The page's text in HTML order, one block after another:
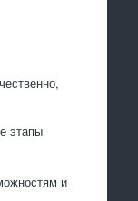
этапы
и